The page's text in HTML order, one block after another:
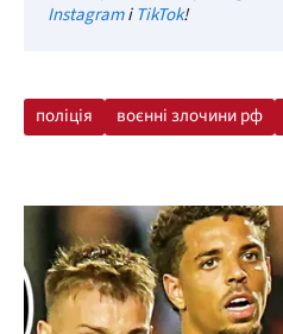
InstagramіTikTok!
поліція воєнні злочини рф